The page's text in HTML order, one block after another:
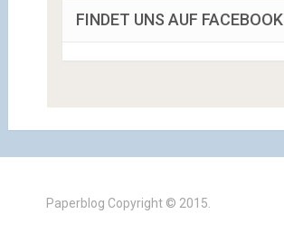
FINDET UNS AUF FACEBOOK
Paperblog Copyright © 2015.